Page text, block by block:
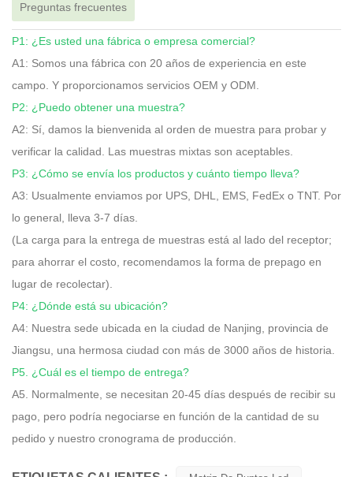
Preguntas frecuentes
P1: ¿Es usted una fábrica o empresa comercial?
A1: Somos una fábrica con 20 años de experiencia en este
campo. Y proporcionamos servicios OEM y ODM.
P2: ¿Puedo obtener una muestra?
A2: Sí, damos la bienvenida al orden de muestra para probar y
verificar la calidad. Las muestras mixtas son aceptables.
P3: ¿Cómo se envía los productos y cuánto tiempo lleva?
A3: Usualmente enviamos por UPS, DHL, EMS, FedEx o TNT. Por
lo general, lleva 3-7 días.
(La carga para la entrega de muestras está al lado del receptor;
para ahorrar el costo, recomendamos la forma de prepago en
lugar de recolectar).
P4: ¿Dónde está su ubicación?
A4: Nuestra sede ubicada en la ciudad de Nanjing, provincia de
Jiangsu, una hermosa ciudad con más de 3000 años de historia.
P5. ¿Cuál es el tiempo de entrega?
A5. Normalmente, se necesitan 20-45 días después de recibir su
pago, pero podría negociarse en función de la cantidad de su
pedido y nuestro cronograma de producción.